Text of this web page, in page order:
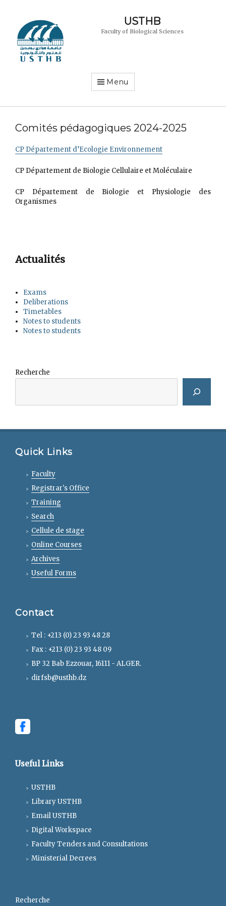
USTHB
Faculty of Biological Sciences
Menu
Comités pédagogiques 2024-2025
CP Département d’Ecologie Environnement
CP Département de Biologie Cellulaire et Moléculaire
CP Département de Biologie et Physiologie des
Organismes
Actualités
Exams
Deliberations
Timetables
Notes to students
Notes to students
Recherche
Quick Links
Faculty
Registrar's Office
Training
Search
Cellule de stage
Online Courses
Archives
Useful Forms
Contact
Tel : +213 (0) 23 93 48 28
Fax : +213 (0) 23 93 48 09
BP 32 Bab Ezzouar, 16111 - ALGER.
dirfsb@usthb.dz
Useful Links
USTHB
Library USTHB
Email USTHB
Digital Workspace
Faculty Tenders and Consultations
Ministerial Decrees
Recherche